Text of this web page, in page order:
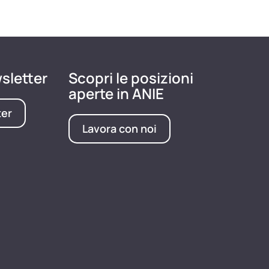
Scopri le posizioni
aperte in ANIE
Lavora con noi